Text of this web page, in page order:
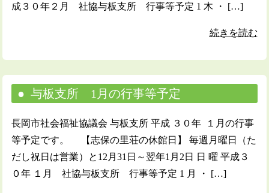
成３０年２月 社協与板支所 行事等予定 1 木 ・ […]
続きを読む
与板支所 1月の行事等予定
長岡市社会福祉協議会 与板支所 平成 ３０年 １月の行事
等予定です。 【志保の里荘の休館日】 毎週月曜日（た
だし祝日は営業）と12月31日～翌年1月2日 日 曜 平成３
０年 １月 社協与板支所 行事等予定 1 月 ・ […]